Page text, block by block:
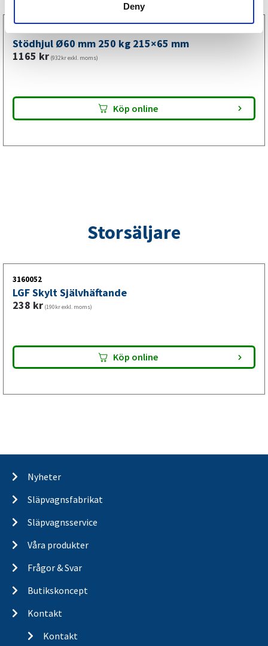
Deny
Stödhjul Ø60 mm 250 kg 215×65 mm
1165 kr (932kr exkl. moms)
Köp online
Storsäljare
3160052
LGF Skylt Självhäftande
238 kr (190kr exkl. moms)
Köp online
Nyheter
Släpvagnsfabrikat
Släpvagnsservice
Våra produkter
Frågor & Svar
Butikskoncept
Kontakt
Kontakt